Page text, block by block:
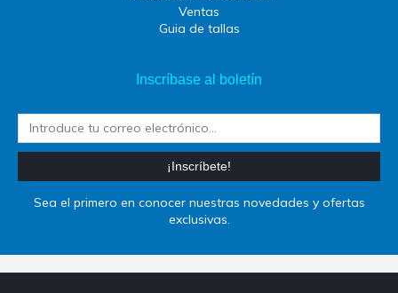
Ventas
Guia de tallas
Inscríbase al boletín
¡Inscríbete!
Sea el primero en conocer nuestras novedades y ofertas
exclusivas.